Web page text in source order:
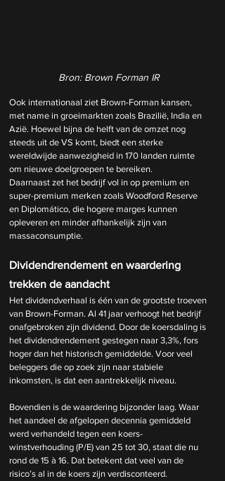
Bron: Brown Forman IR
Ook internationaal ziet Brown-Forman kansen,
met name in groeimarkten zoals Brazilië, India en
Azië. Hoewel bijna de helft van de omzet nog
steeds uit de VS komt, biedt een sterke
wereldwijde aanwezigheid in 170 landen ruimte
om nieuwe doelgroepen te bereiken.
Daarnaast zet het bedrijf vol in op premium en
super-premium merken zoals Woodford Reserve
en Diplomático, die hogere marges kunnen
opleveren en minder afhankelijk zijn van
massaconsumptie.
Dividendrendement en waardering
trekken de aandacht
Het dividendverhaal is één van de grootste troeven
van Brown-Forman. Al 41 jaar verhoogt het bedrijf
onafgebroken zijn dividend. Door de koersdaling is
het dividendrendement gestegen naar 3,3%, fors
hoger dan het historisch gemiddelde. Voor veel
beleggers die op zoek zijn naar stabiele
inkomsten, is dat een aantrekkelijk niveau.
Bovendien is de waardering bijzonder laag. Waar
het aandeel de afgelopen decennia gemiddeld
werd verhandeld tegen een koers-
winstverhouding (P/E) van 25 tot 30, staat die nu
rond de 15 à 16. Dat betekent dat veel van de
risico’s al in de koers zijn verdisconteerd.